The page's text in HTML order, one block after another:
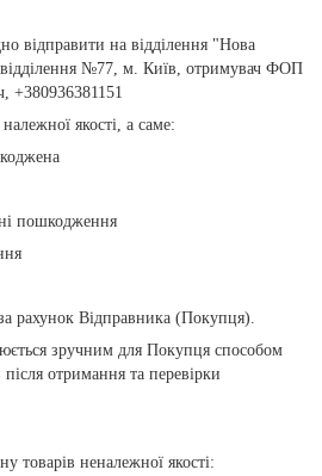
відправити на відділення "Нова
№77, м. Київ, отримувач ФОП
+380936381151
якості, а саме:
пошкодження
рахунок Відправника (Покупця).
зручним для Покупця способом
отримання та перевірки
товарів неналежної якості: